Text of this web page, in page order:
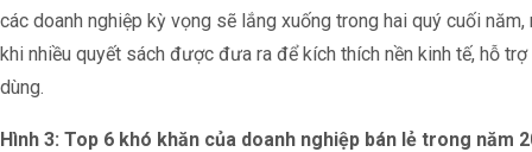
các doanh nghiệp kỳ vọng sẽ lắng xuống trong hai quý cuối
khi nhiều quyết sách được đưa ra để kích thích nền kinh tế, hỗ
dùng.
Hình 3: Top 6 khó khăn của doanh nghiệp bán lẻ trong năm